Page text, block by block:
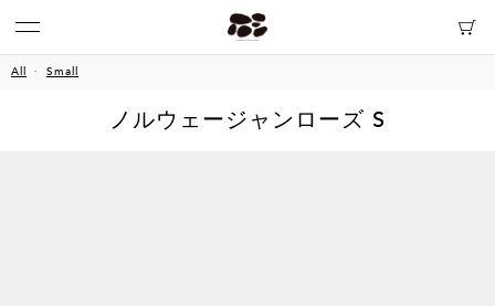
All Small
ノルウェージャンローズ S